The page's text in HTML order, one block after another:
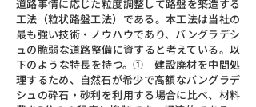
道路事情に応じた粒度調整して路盤を築造する
工法（粒状路盤工法）である。本工法は当社の
最も強い技術・ノウハウであり、バングラデシ
ュの脆弱な道路整備に資すると考えている。以
下のような特長を持つ。①    建設廃材を中間処
理するため、自然石が希少で高額なバングラデ
シュの砕石・砂利を利用する場合に比べ、材料